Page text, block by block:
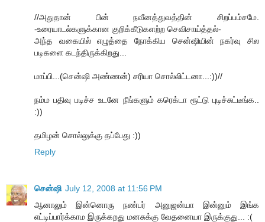
//அதுதான் பின் நவீனத்துவத்தின் சிறப்பம்சமே.
-உரையாடல்களுக்கான குறிக்கீடுகளற்ற செவிசாய்த்தல்-
அந்த வகையில் எழுத்தை நோக்கிய சென்ஷியின் நகர்வு சில
படிகளை கடந்திருக்கிறது...
மாப்பி...(சென்ஷி அண்ணன்) சரியா சொல்லிட்டனா...:))//
நம்ம பதிவு படிச்ச உடனே நீங்களும் கரெக்டா ரூட்டு புடிச்சுட்டீங்க..
:))
தமிழன் சொல்லுக்கு தப்பேது :))
Reply
சென்ஷி July 12, 2008 at 11:56 PM
ஆனாலும் இன்னொரு நண்பர் அனுஜன்யா இன்னும் இங்க
எட்டிப்பார்க்காம இருக்கறது மனசுக்கு வேதனையா இருக்குது... :(